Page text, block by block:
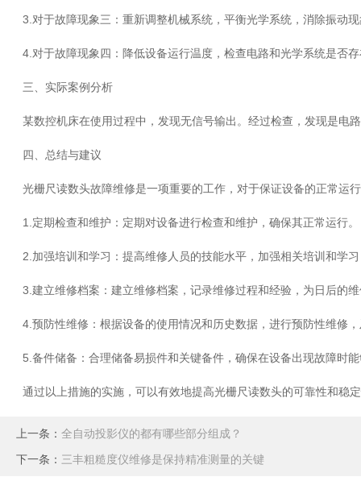
3.对于故障现象三：重新调整机械系统，平衡光学系统，消除振动现
4.对于故障现象四：降低设备运行温度，检查电路和光学系统是否存
三、实际案例分析
某数控机床在使用过程中，发现无信号输出。经过检查，发现是电
四、总结与建议
光栅尺读数头故障维修是一项重要的工作，对于保证设备的正常运
1.定期检查和维护：定期对设备进行检查和维护，确保其正常运行。
2.加强培训和学习：提高维修人员的技能水平，加强相关培训和学习
3.建立维修档案：建立维修档案，记录维修过程和经验，为日后的维
4.预防性维修：根据设备的使用情况和历史数据，进行预防性维修
5.备件储备：合理储备易损件和关键备件，确保在设备出现故障时能
通过以上措施的实施，可以有效地提高光栅尺读数头的可靠性和稳
上一条： 全自动投影仪的都有哪些部分组成？
下一条： 三丰粗糙度仪维修是保持精准测量的关键